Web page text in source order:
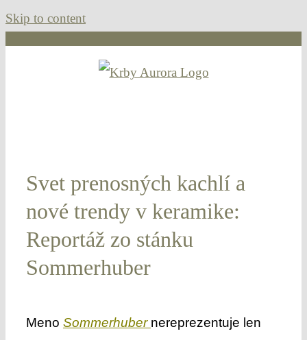
Skip to content
Svet prenosných kachlí a
nové trendy v keramike:
Reportáž zo stánku
Sommerhuber
Meno Sommerhuber nereprezentuje len